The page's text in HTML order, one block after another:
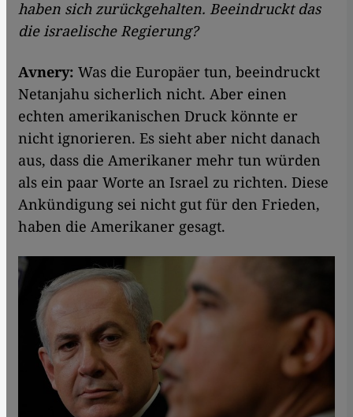
haben sich zurückgehalten. Beeindruckt das
die israelische Regierung?
Avnery: Was die Europäer tun, beeindruckt
Netanjahu sicherlich nicht. Aber einen
echten amerikanischen Druck könnte er
nicht ignorieren. Es sieht aber nicht danach
aus, dass die Amerikaner mehr tun würden
als ein paar Worte an Israel zu richten. Diese
Ankündigung sei nicht gut für den Frieden,
haben die Amerikaner gesagt.